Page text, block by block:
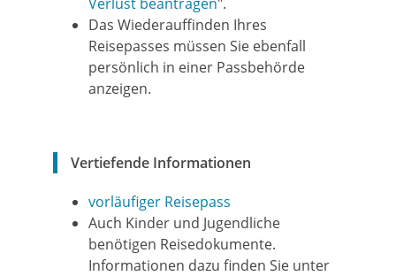
Das Wiederauffinden Ihres
Reisepasses müssen Sie ebenfall
persönlich in einer Passbehörde
anzeigen.
Vertiefende Informationen
vorläufiger Reisepass
Auch Kinder und Jugendliche
benötigen Reisedokumente.
Informationen dazu finden Sie unter